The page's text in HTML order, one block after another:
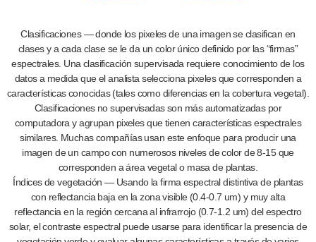
Clasificaciones — donde los pixeles de una imagen se clasifican en
clases y a cada clase se le da un color único definido por las “firmas”
espectrales. Una clasificación supervisada requiere conocimiento de los
datos a medida que el analista selecciona pixeles que corresponden a
características conocidas (tales como diferencias en la cobertura vegetal).
Clasificaciones no supervisadas son más automatizadas por
computadora y agrupan pixeles que tienen características espectrales
similares. Muchas compañías usan este enfoque para producir una
imagen de un campo con numerosos niveles de color de 8-15 que
corresponden a área vegetal o masa de plantas.
Índices de vegetación — Usando la firma espectral distintiva de plantas
con reflectancia baja en la zona visible (0.4-0.7 um) y muy alta
reflectancia en la región cercana al infrarrojo (0.7-1.2 um) del espectro
solar, el contraste espectral puede usarse para identificar la presencia de